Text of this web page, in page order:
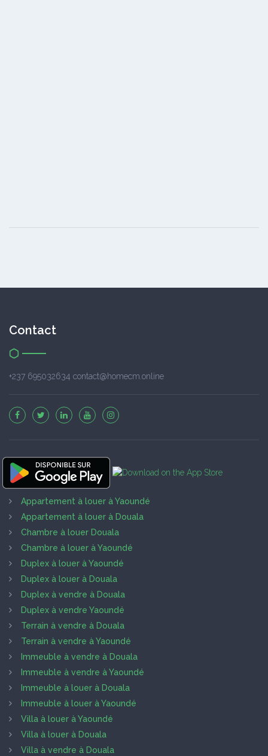
Contact
+237 695032634 contact@homecm.online
Appartement à louer à Yaoundé
Appartement à louer à Douala
Chambre à louer Douala
Chambre à louer à Yaoundé
Duplex à louer à Yaoundé
Duplex à louer à Douala
Duplex à vendre à Douala
Duplex à vendre Yaoundé
Terrain à vendre à Douala
Terrain à vendre à Yaoundé
Immeuble à vendre à Douala
Immeuble à vendre à Yaoundé
Immeuble à louer à Douala
Immeuble à louer à Yaoundé
Villa à louer à Yaoundé
Villa à louer à Douala
Villa à vendre à Douala